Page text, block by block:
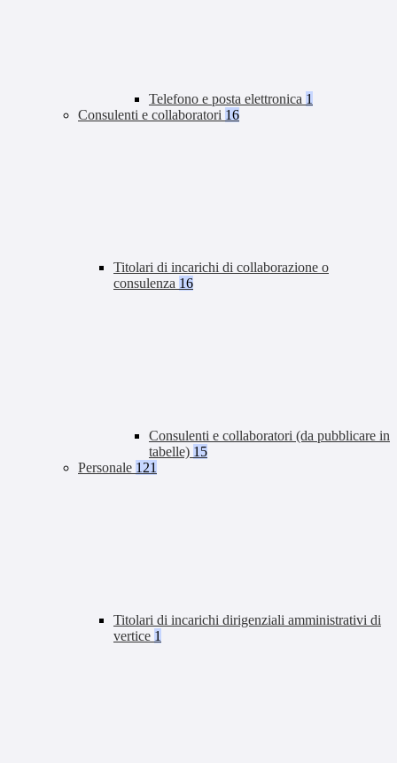
Telefono e posta elettronica 1
Consulenti e collaboratori 16
Titolari di incarichi di collaborazione o
consulenza 16
Consulenti e collaboratori (da pubblicare in
tabelle) 15
Personale 121
Titolari di incarichi dirigenziali amministrativi di
vertice 1